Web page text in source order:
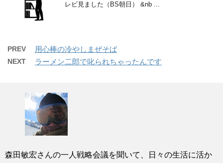
レビ見ました（BS朝日） &nb ...
PREV 用心棒の冷やしまぜそば
NEXT ラーメン二郎で叱られちゃったんです
森田敏宏さんの一人戦略会議を聞いて、日々の生活に活か